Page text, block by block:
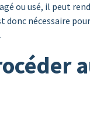
ou usé, il peut
donc nécessaire